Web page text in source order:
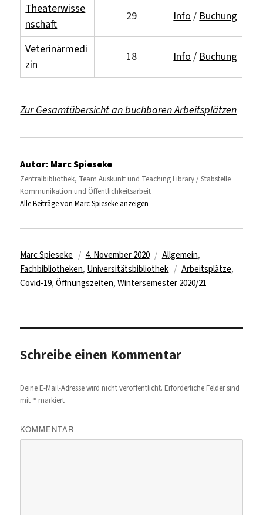
Theaterwisse
nschaft
29 Info / Buchung
Veterinärmedi
zin
18 Info / Buchung
Zur Gesamtübersicht an buchbaren Arbeitsplätzen
Autor: Marc Spieseke
Zentralbibliothek, Team Auskunft und Teaching Library / Stabstelle
Kommunikation und Öffentlichkeitsarbeit
Alle Beiträge von Marc Spieseke anzeigen
Autor
Marc Spieseke
Veröffentlicht
am
4. November 2020 Kategorien
Allgemein,
Fachbibliotheken, Universitätsbibliothek Schlagwörter
Arbeitsplätze,
Covid-19,Öffnungszeiten,Wintersemester 2020/21
Schreibe einen Kommentar
Deine E-Mail-Adresse wird nicht veröffentlicht. Erforderliche Felder sind
mit * markiert
KOMMENTAR